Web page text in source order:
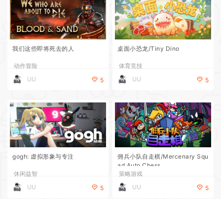
我们这些即将死去的人
动作冒险
UU
5
桌面小恐龙/Tiny Dino
体育竞技
UU
5
gogh: 虚拟形象与专注
休闲益智
UU
5
佣兵小队自走棋/Mercenary Squ
ad Auto Chess
策略游戏
UU
5